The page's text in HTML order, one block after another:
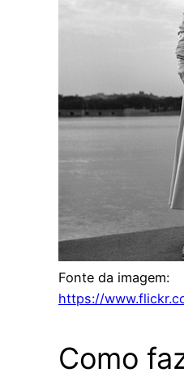
Fonte da imagem:
https://
Como